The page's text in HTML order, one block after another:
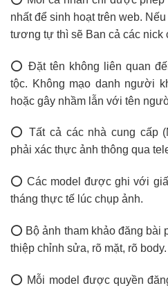
nhất để sinh hoạt trên web.
tương tự thì sẽ Ban cả các nick
⭕ Đặt tên không liên quan
tộc. Không mạo danh người
hoặc gây nhầm lẫn với tên
⭕ Tất cả các nhà cung cấp
phải xác thực ảnh thông qua
⭕ Các model được ghi với
tháng thực tế lúc chụp ảnh.
⭕ Bộ ảnh tham khảo đăng bài
thiệp chỉnh sửa, rõ mặt, rõ body.
⭕ Mỗi model được quyền